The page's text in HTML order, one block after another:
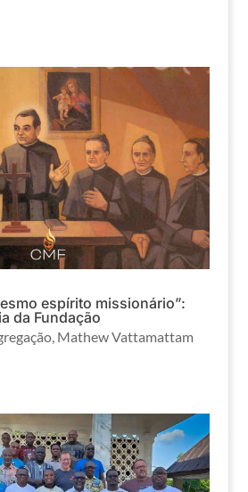
espírito missionário”:
da Fundação
, Mathew Vattamattam